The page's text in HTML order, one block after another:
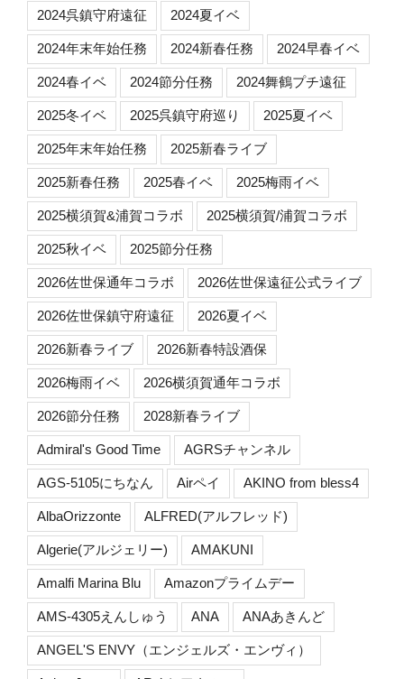
2024呉鎮守府遠征 2024夏イベ
2024年末年始任務 2024新春任務 2024早春イベ
2024春イベ 2024節分任務 2024舞鶴プチ遠征
2025冬イベ 2025呉鎮守府巡り 2025夏イベ
2025年末年始任務 2025新春ライブ
2025新春任務 2025春イベ 2025梅雨イベ
2025横須賀&浦賀コラボ 2025横須賀/浦賀コラボ
2025秋イベ 2025節分任務
2026佐世保通年コラボ 2026佐世保遠征公式ライブ
2026佐世保鎮守府遠征 2026夏イベ
2026新春ライブ 2026新春特設酒保
2026梅雨イベ 2026横須賀通年コラボ
2026節分任務 2028新春ライブ
Admiral's Good Time AGRSチャンネル
AGS-5105にちなん Airペイ AKINO from bless4
AlbaOrizzonte ALFRED(アルフレッド)
Algerie(アルジェリー) AMAKUNI
Amalfi Marina Blu Amazonプライムデー
AMS-4305えんしゅう ANA ANAあきんど
ANGEL'S ENVY（エンジェルズ・エンヴィ）